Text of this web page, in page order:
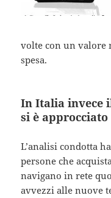
volte con un valore
spesa.
In Italia invece
si è approcciato
L’analisi condotta
persone che
navigano in rete
avvezzi alle nuove